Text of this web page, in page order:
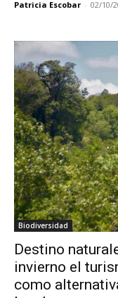
Patricia Escobar - 02/10/
Biodiversidad
Destino
invierno el
como